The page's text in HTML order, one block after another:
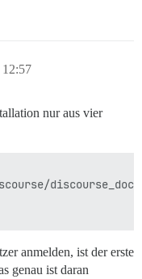
12:57
nur aus vier
anmelden, ist der erste
genau ist daran